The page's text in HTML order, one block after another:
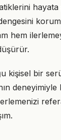
hem
kişisel bir
deneyimiyle